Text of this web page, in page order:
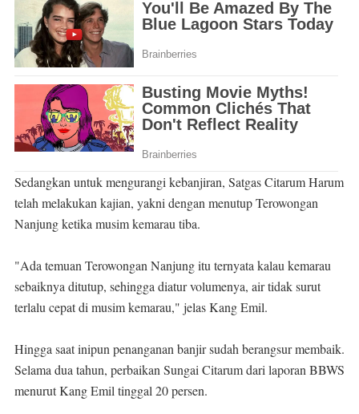
Sedangkan untuk mengurangi kebanjiran, Satgas Citarum Harum
telah melakukan kajian, yakni dengan menutup Terowongan
Nanjung ketika musim kemarau tiba.
"Ada temuan Terowongan Nanjung itu ternyata kalau kemarau
sebaiknya ditutup, sehingga diatur volumenya, air tidak surut
terlalu cepat di musim kemarau," jelas Kang Emil.
Hingga saat inipun penanganan banjir sudah berangsur membaik.
Selama dua tahun, perbaikan Sungai Citarum dari laporan BBWS
menurut Kang Emil tinggal 20 persen.